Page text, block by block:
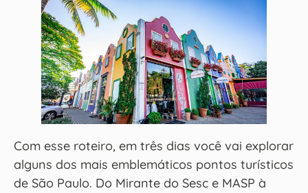
Com esse roteiro, em três dias você vai explorar
alguns dos mais emblemáticos pontos turísticos
de São Paulo. Do Mirante do Sesc e MASP à